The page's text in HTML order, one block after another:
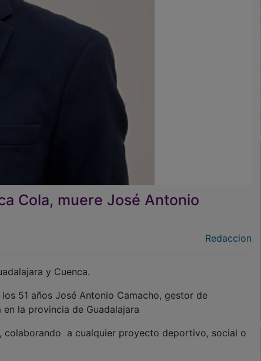
Cola, muere José Antonio
Redaccion
y Cuenca.
51 años José Antonio Camacho, gestor de
la provincia de Guadalajara
colaborando a cualquier proyecto deportivo, social o